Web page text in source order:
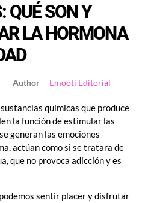
QUÉ SON Y
LA HORMONA
Emooti Editorial
químicas que produce
la función de estimular las
generan las emociones
actúan como si se tratara de
que no provoca adicción y es
sentir placer y disfrutar